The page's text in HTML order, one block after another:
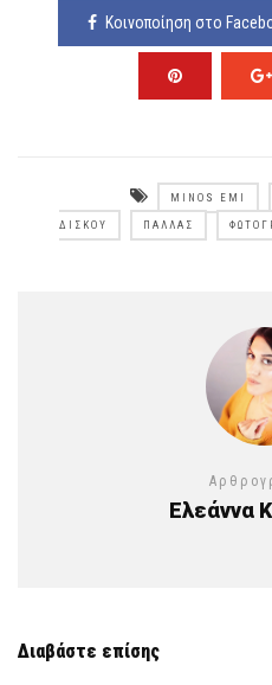
Κοινοποίηση στο
MINOS EMI
ΔΊΣΚΟΥ ΠΑΛΛΆΣ
Ελεάννα
Διαβάστε επίσης